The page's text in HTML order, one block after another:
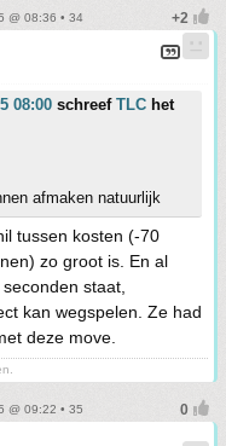
@ 08:36 • 34
08:00 schreef TLC het
afmaken natuurlijk
tussen kosten (-70
zo groot is. En al
staat,
kan wegspelen. Ze had
deze move.
@ 09:22 • 35